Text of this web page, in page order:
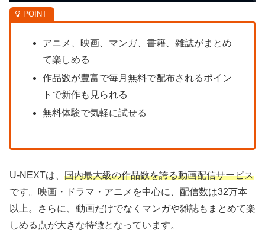
アニメ、映画、マンガ、書籍、雑誌がまとめ
て楽しめる
作品数が豊富で毎月無料で配布されるポイン
トで新作も見られる
無料体験で気軽に試せる
U-NEXTは、 国内最大級の作品数を誇る動画配信サービス
です。映画・ドラマ・アニメを中心に、配信数は32万本
以上。さらに、動画だけでなくマンガや雑誌もまとめて楽
しめる点が大きな特徴となっています。